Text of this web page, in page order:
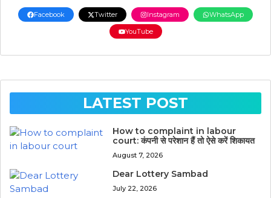
Facebook Twitter Instagram
WhatsApp
YouTube
LATEST POST
How to complaint in labour
court: कंपनी से परेशान हैं तो ऐसे करें शिकायत
August 7, 2026
Dear Lottery Sambad
July 22, 2026